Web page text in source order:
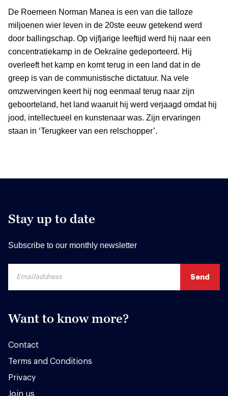
De Roemeen Norman Manea is een van die talloze
miljoenen wier leven in de 20ste eeuw getekend werd
door ballingschap. Op vijfjarige leeftijd werd hij naar een
concentratiekamp in de Oekraïne gedeporteerd. Hij
overleeft het kamp en komt terug in een land dat in de
greep is van de communistische dictatuur. Na vele
omzwervingen keert hij nog eenmaal terug naar zijn
geboorteland, het land waaruit hij werd verjaagd omdat hij
jood, intellectueel en kunstenaar was. Zijn ervaringen
staan in ‘Terugkeer van een relschopper’.
Stay up to date
Subscribe to our monthly newsletter
Want to know more?
Contact
Terms and Conditions
Privacy
Join us